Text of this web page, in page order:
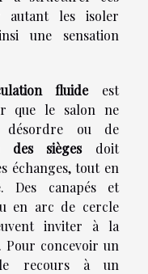
autant les isoler
une sensation
fluideest
que le salon ne
désordre ou de
des siègesdoit
échanges, tout en
Des canapés et
en arc de cercle
inviter à la
Pour concevoir un
recours à un